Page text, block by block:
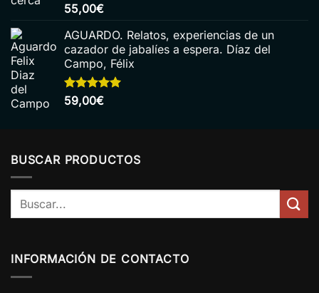
Valorado
con
de 5
55,00€
AGUARDO. Relatos, experiencias de un
cazador de jabalíes a espera. Díaz del
Campo, Félix
Valorado
con
59,00€
BUSCAR PRODUCTOS
Buscar
INFORMACIÓN DE CONTACTO